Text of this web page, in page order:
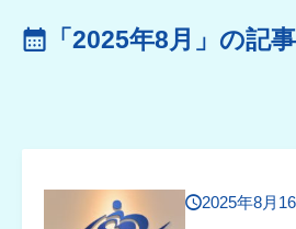
「2025年8月」の記
2025年8月